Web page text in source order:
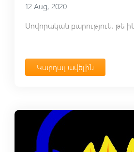
12 Aug, 2020
Կարդալ ավելին